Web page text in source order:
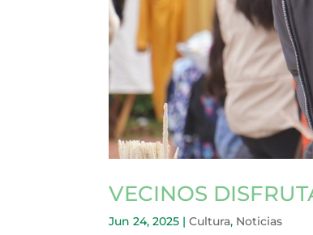
VECINOS
Jun 24, 2025 |Cultura, Noticias